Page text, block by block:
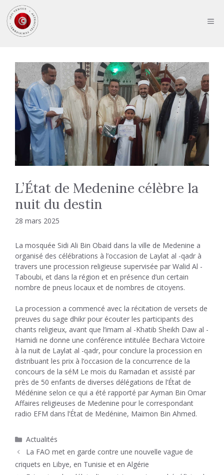
au
contenu
L’État de Medenine célèbre la
nuit du destin
28 mars 2025
La mosquée Sidi Ali Bin Obaid dans la ville de Medenine a
organisé des célébrations à l’occasion de Laylat al -qadr à
travers une procession religieuse supervisée par Walid Al -
Taboubi, et dans la région et en présence d’un certain
nombre de pneus locaux et de nombres de citoyens.
La procession a commencé avec la récitation de versets de
preuves du sage dhikr pour écouter les participants des
chants religieux, avant que l’imam al -Khatib Sheikh Daw al -
Hamidi ne donne une conférence intitulée Bechara Victoire
à la nuit de Laylat al -qadr, pour conclure la procession en
distribuant les prix à l’occasion de la concurrence de la
concours de la séM Le mois du Ramadan et assisté par
près de 50 enfants de diverses délégations de l’État de
Médénine selon ce qui a été rapporté par Ayman Bin Omar
Affaires religieuses de Medenine pour le correspondant
radio EFM dans l’État de Medénine, Maimon Bin Ahmed.
Catégories
Actualités
La FAO met en garde contre une nouvelle vague de
criquets en Libye, en Tunisie et en Algérie